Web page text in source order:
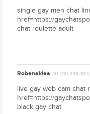
single gay men chat
href=https://
chat roulette adult
Robenaklea[91.210.248.192]
live gay web cam chat
href=https://
black gay chat